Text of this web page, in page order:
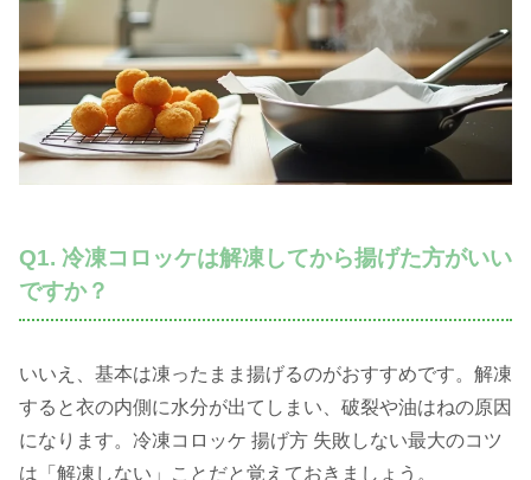
Q1. 冷凍コロッケは解凍してから揚げた方がいい
ですか？
いいえ、基本は凍ったまま揚げるのがおすすめです。解凍
すると衣の内側に水分が出てしまい、破裂や油はねの原因
になります。冷凍コロッケ 揚げ方 失敗しない最大のコツ
は「解凍しない」ことだと覚えておきましょう。